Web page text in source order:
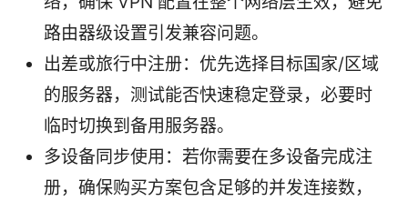
路由器级设置引发兼容问题。
出差或旅行中注册：优先选择目标国家/区域
的服务器，测试能否快速稳定登录，必要时
临时切换到备用服务器。
多设备同步使用：若你需要在多设备完成注
册，确保购买方案包含足够的并发连接数，